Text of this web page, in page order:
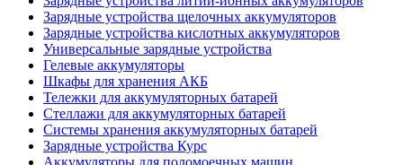
Зарядные устройства щелочных аккумуляторов
Зарядные устройства кислотных аккумуляторов
Универсальные зарядные устройства
Гелевые аккумуляторы
Шкафы для хранения АКБ
Тележки для аккумуляторных батарей
Стеллажи для аккумуляторных батарей
Системы хранения аккумуляторных батарей
Зарядные устройства Курс
Аккумуляторы для поломоечных машин